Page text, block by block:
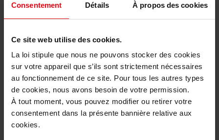
Consentement Détails À propos des cookies
Ce site web utilise des cookies.
La loi stipule que nous ne pouvons stocker des cookies
sur votre appareil que s’ils sont strictement nécessaires
au fonctionnement de ce site. Pour tous les autres types
de cookies, nous avons besoin de votre permission.
À tout moment, vous pouvez modifier ou retirer votre
consentement dans la présente bannière relative aux
cookies.
Gratis retour in je winkelpunt
Beschrijving
Karakteristieken